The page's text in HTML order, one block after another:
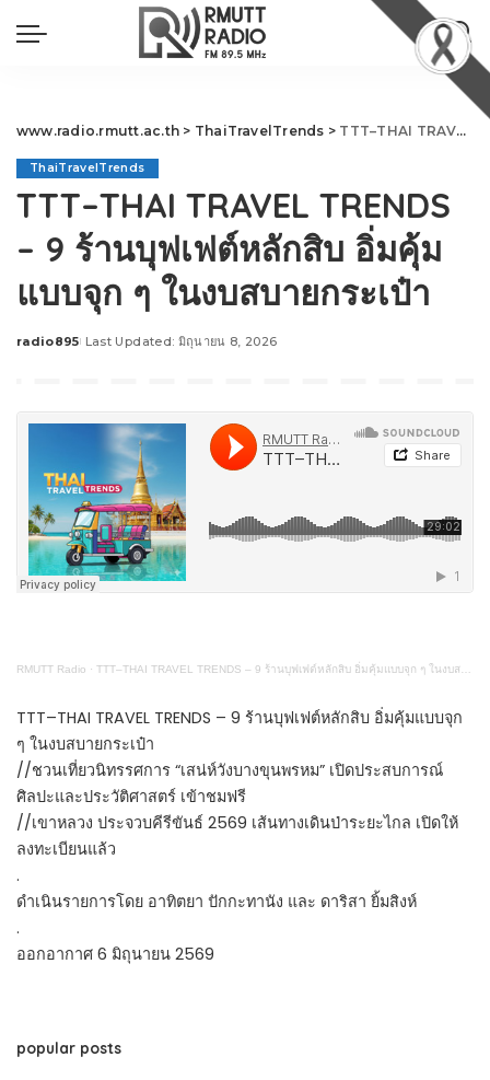
www.radio.rmutt.ac.th > ThaiTravelTrends > TTT–THAI TRAVEL TRENDS – 9 ร้านบุฟเฟต์หลักสิบ อิ่มคุ้มแบบจุก ๆ ในงบสบายกระเป๋า
ThaiTravelTrends
TTT–THAI TRAVEL TRENDS
– 9 ร้านบุฟเฟต์หลักสิบ อิ่มคุ้ม
แบบจุก ๆ ในงบสบายกระเป๋า
Posted
radio895 Last Updated: มิถุนายน 8, 2026
RMUTT Radio · TTT–THAI TRAVEL TRENDS – 9 ร้านบุฟเฟต์หลักสิบ อิ่มคุ้มแบบจุก ๆ ในงบสบายกระเป๋า
TTT–THAI TRAVEL TRENDS – 9 ร้านบุฟเฟต์หลักสิบ อิ่มคุ้มแบบจุก
ๆ ในงบสบายกระเป๋า
//ชวนเที่ยวนิทรรศการ “เสน่ห์วังบางขุนพรหม” เปิดประสบการณ์
ศิลปะและประวัติศาสตร์ เข้าชมฟรี
//เขาหลวง ประจวบคีรีขันธ์ 2569 เส้นทางเดินป่าระยะไกล เปิดให้
ลงทะเบียนแล้ว
.
ดำเนินรายการโดย อาทิตยา ปักกะทานัง และ ดาริสา ยิ้มสิงห์
.
ออกอากาศ 6 มิถุนายน 2569
popular posts